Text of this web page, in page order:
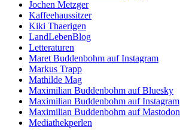
Jochen Metzger
Kaffeehaussitzer
Kiki Thaerigen
LandLebenBlog
Letteraturen
Maret Buddenbohm auf Instagram
Markus Trapp
Mathilde Mag
Maximilian Buddenbohm auf Bluesky
Maximilian Buddenbohm auf Instagram
Maximilian Buddenbohm auf Mastodon
Mediathekperlen